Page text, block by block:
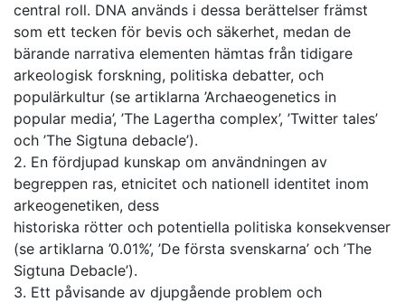
central roll. DNA används i dessa berättelser främst
som ett tecken för bevis och säkerhet, medan de
bärande narrativa elementen hämtas från tidigare
arkeologisk forskning, politiska debatter, och
populärkultur (se artiklarna ’Archaeogenetics in
popular media’, ’The Lagertha complex’, ’Twitter tales’
och ’The Sigtuna debacle’).
2. En fördjupad kunskap om användningen av
begreppen ras, etnicitet och nationell identitet inom
arkeogenetiken, dess
historiska rötter och potentiella politiska konsekvenser
(se artiklarna ’0.01%’, ’De första svenskarna’ och ’The
Sigtuna Debacle’).
3. Ett påvisande av djupgående problem och